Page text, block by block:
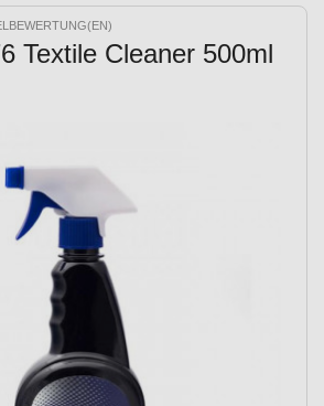
Textile Cleaner 500ml